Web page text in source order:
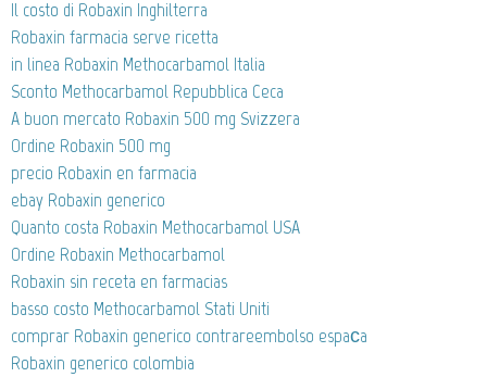
Il costo di Robaxin Inghilterra
Robaxin farmacia serve ricetta
in linea Robaxin Methocarbamol Italia
Sconto Methocarbamol Repubblica Ceca
A buon mercato Robaxin 500 mg Svizzera
Ordine Robaxin 500 mg
precio Robaxin en farmacia
ebay Robaxin generico
Quanto costa Robaxin Methocarbamol USA
Ordine Robaxin Methocarbamol
Robaxin sin receta en farmacias
basso costo Methocarbamol Stati Uniti
comprar Robaxin generico contrareembolso espaсa
Robaxin generico colombia